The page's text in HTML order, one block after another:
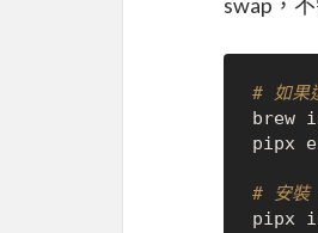
# 如果
brew
pipx
# 安裝